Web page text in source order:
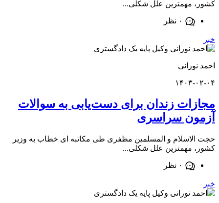
مهمترین علل شکلی...
۰ نظر
۰۴
زندان برای دست‌یابی به سوالات
سراسری
و المسلمین مظفری طی مکاتبه ای خطاب به وزیر
مهمترین علل شکلی...
۰ نظر